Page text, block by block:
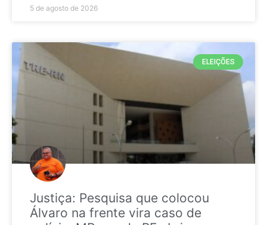
5 de agosto de 2026
ELEIÇÕES
Justiça: Pesquisa que colocou
Álvaro na frente vira caso de